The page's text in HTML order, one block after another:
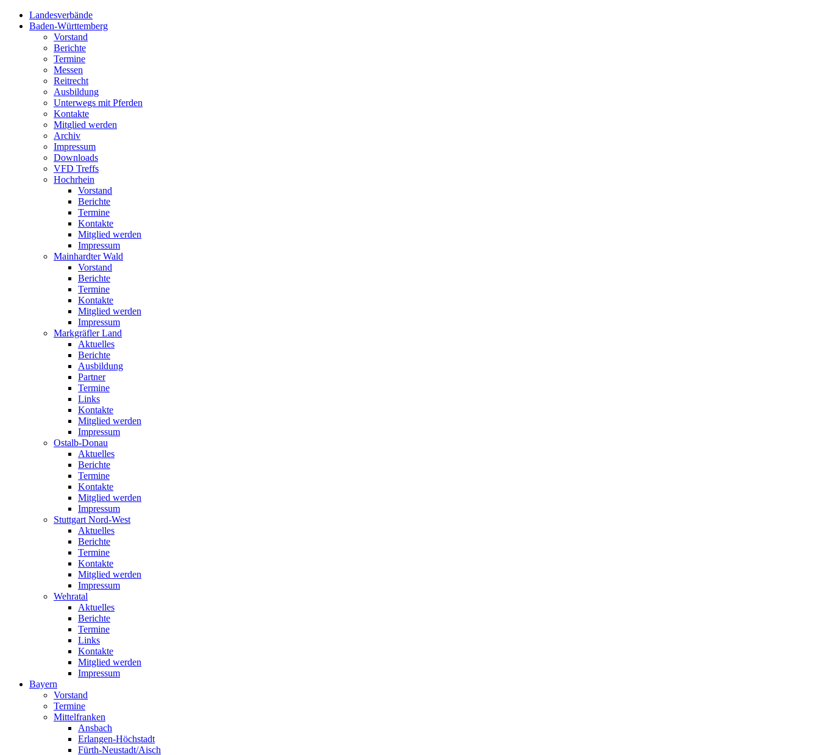
Landesverbände
Baden-Württemberg
Vorstand
Berichte
Termine
Messen
Reitrecht
Ausbildung
Unterwegs mit Pferden
Kontakte
Mitglied werden
Archiv
Impressum
Downloads
VFD Treffs
Hochrhein
Vorstand
Berichte
Termine
Kontakte
Mitglied werden
Impressum
Mainhardter Wald
Vorstand
Berichte
Termine
Kontakte
Mitglied werden
Impressum
Markgräfler Land
Aktuelles
Berichte
Ausbildung
Partner
Termine
Links
Kontakte
Mitglied werden
Impressum
Ostalb-Donau
Aktuelles
Berichte
Termine
Kontakte
Mitglied werden
Impressum
Stuttgart Nord-West
Aktuelles
Berichte
Termine
Kontakte
Mitglied werden
Impressum
Wehratal
Aktuelles
Berichte
Termine
Links
Kontakte
Mitglied werden
Impressum
Bayern
Vorstand
Termine
Mittelfranken
Ansbach
Erlangen-Höchstadt
Fürth-Neustadt/Aisch